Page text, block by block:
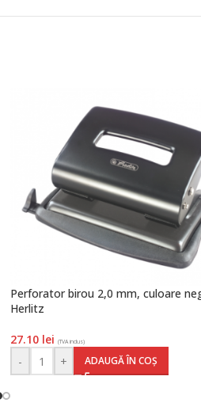
Perforator birou 2,0 mm, culoare
Herlitz
27.10 lei (TVA inclus)
- + ADAUGĂ ÎN COȘ